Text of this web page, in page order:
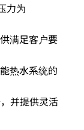
力为
满足客户要
热水系统的
并提供灵活